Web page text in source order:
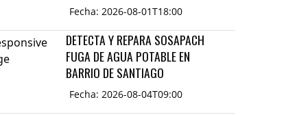
Fecha: 2026-08-01T18:00
DETECTA Y REPARA SOSAPACH
FUGA DE AGUA POTABLE EN
BARRIO DE SANTIAGO
Fecha: 2026-08-04T09:00